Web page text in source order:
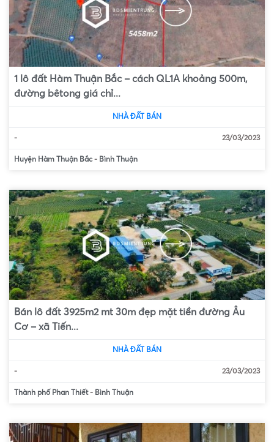
1 lô đất Hàm Thuận Bắc – cách QL1A khoảng 500m,
đường bêtong giá chỉ...
NHÀ ĐẤT BÁN
- 23/03/2023
Huyện Hàm Thuận Bắc - Bình Thuận
Bán lô đất 3925m2 mt 30m đẹp mặt tiền đường Âu
Cơ – xã Tiến...
NHÀ ĐẤT BÁN
- 23/03/2023
Thành phố Phan Thiết - Bình Thuận